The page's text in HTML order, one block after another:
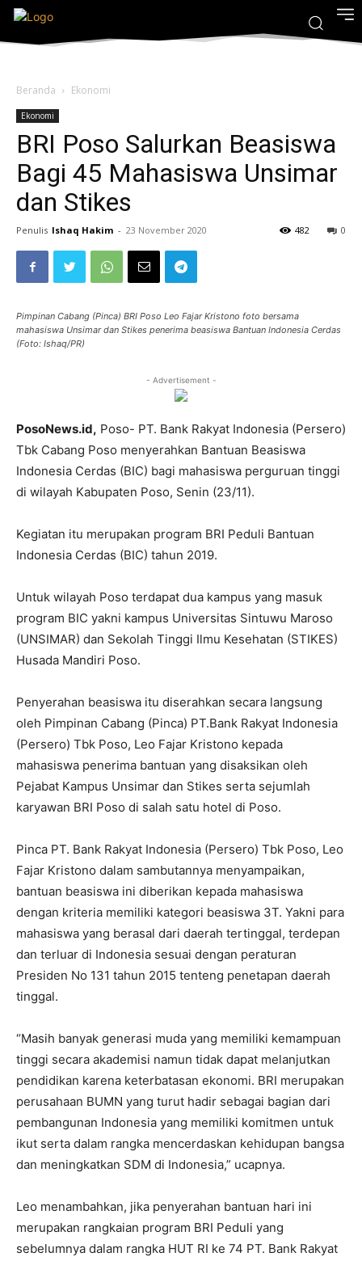
Beranda Ekonomi
Ekonomi
BRI Poso Salurkan Beasiswa
Bagi 45 Mahasiswa Unsimar
dan Stikes
Penulis Ishaq Hakim - 23 November 2020 0
482
Pimpinan Cabang (Pinca) BRI Poso Leo Fajar Kristono foto bersama
mahasiswa Unsimar dan Stikes penerima beasiswa Bantuan Indonesia Cerdas
(Foto: Ishaq/PR)
- Advertisement -
PosoNews.id, Poso- PT. Bank Rakyat Indonesia (Persero)
Tbk Cabang Poso menyerahkan Bantuan Beasiswa
Indonesia Cerdas (BIC) bagi mahasiswa perguruan tinggi
di wilayah Kabupaten Poso, Senin (23/11).
Kegiatan itu merupakan program BRI Peduli Bantuan
Indonesia Cerdas (BIC) tahun 2019.
Untuk wilayah Poso terdapat dua kampus yang masuk
program BIC yakni kampus Universitas Sintuwu Maroso
(UNSIMAR) dan Sekolah Tinggi Ilmu Kesehatan (STIKES)
Husada Mandiri Poso.
Penyerahan beasiswa itu diserahkan secara langsung
oleh Pimpinan Cabang (Pinca) PT.Bank Rakyat Indonesia
(Persero) Tbk Poso, Leo Fajar Kristono kepada
mahasiswa penerima bantuan yang disaksikan oleh
Pejabat Kampus Unsimar dan Stikes serta sejumlah
karyawan BRI Poso di salah satu hotel di Poso.
Pinca PT. Bank Rakyat Indonesia (Persero) Tbk Poso, Leo
Fajar Kristono dalam sambutannya menyampaikan,
bantuan beasiswa ini diberikan kepada mahasiswa
dengan kriteria memiliki kategori beasiswa 3T. Yakni para
mahasiswa yang berasal dari daerah tertinggal, terdepan
dan terluar di Indonesia sesuai dengan peraturan
Presiden No 131 tahun 2015 tenteng penetapan daerah
tinggal.
“Masih banyak generasi muda yang memiliki kemampuan
tinggi secara akademisi namun tidak dapat melanjutkan
pendidikan karena keterbatasan ekonomi. BRI merupakan
perusahaan BUMN yang turut hadir sebagai bagian dari
pembangunan Indonesia yang memiliki komitmen untuk
ikut serta dalam rangka mencerdaskan kehidupan bangsa
dan meningkatkan SDM di Indonesia,” ucapnya.
Leo menambahkan, jika penyerahan bantuan hari ini
merupakan rangkaian program BRI Peduli yang
sebelumnya dalam rangka HUT RI ke 74 PT. Bank Rakyat